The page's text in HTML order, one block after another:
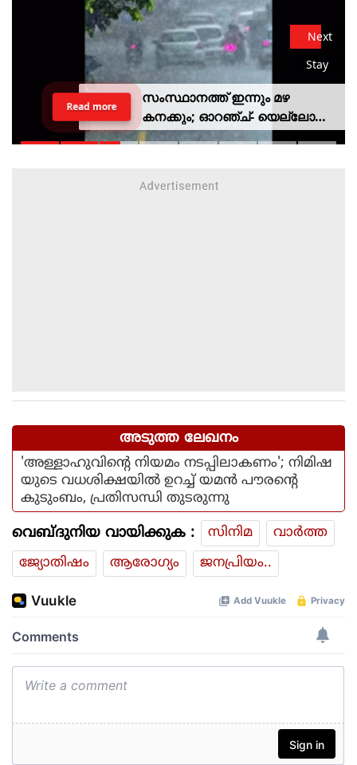
Next
Stay
സംസ്ഥാനത്ത് ഇന്നും മഴ
കനക്കും; ഓറഞ്ച്- യെല്ലോ
അലര്‍ട്ടുകള്‍ പ്രഖ്യാപിച്ചു
Read more
അടുത്ത ലേഖനം
'അള്ളാഹുവിന്റെ നിയമം നടപ്പിലാകണം'; നിമിഷ
യുടെ വധശിക്ഷയില്‍ ഉറച്ച് യമന്‍ പൗരന്റെ
കുടുംബം, പ്രതിസന്ധി തുടരുന്നു
വെബ്ദുനിയ വായിക്കുക : സിനിമ
വാര്‍ത്ത
ജ്യോതിഷം
ആരോഗ്യം ജനപ്രിയം..